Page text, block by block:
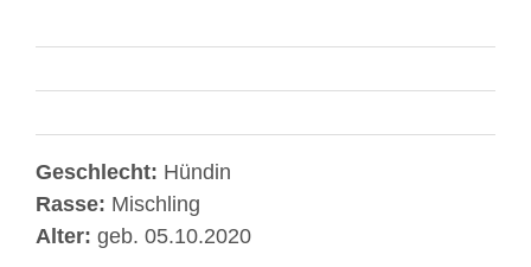
Geschlecht: Hündin
Rasse: Mischling
Alter: geb. 05.10.2020